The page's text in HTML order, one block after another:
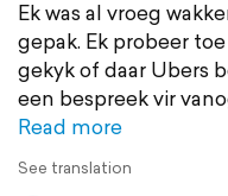
Ek was al vroeg
gepak. Ek probeer
gekyk of daar Ubers
een bespreek vir
Read more
See translation